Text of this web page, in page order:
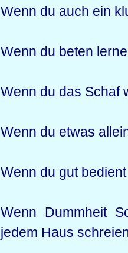
Wenn du auch ein
Wenn du beten
Wenn du das Schaf
Wenn du etwas
Wenn du gut
Wenn Dummheit
jedem Haus